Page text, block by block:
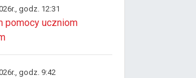
godz. 12:31
pomocy uczniom
godz. 9:42